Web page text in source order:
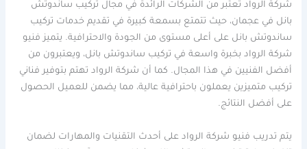
شركة الرواد تعتبر من الشركات الرائدة في مجال تركيب ساندوتش
بانل في عجمان، حيث تتمتع بسمعة كبيرة في تقديم خدمات تركيب
ساندوتش بانل على أعلى مستوى من الجودة والاحترافية. يتميز فنيو
شركة الرواد بخبرة واسعة في تركيب ساندوتش بانل، ويعتبرون من
أفضل الفنيين في هذا المجال. كما أن شركة الرواد تهتم بتوفير فناني
تركيب متميزين يعملون باحترافية عالية، مما يضمن للعميل الحصول
على أفضل النتائج.
يتم تدريب فنيو شركة الرواد على أحدث التقنيات والمهارات لضمان